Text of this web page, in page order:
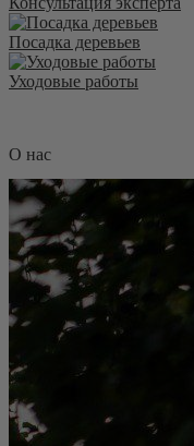
Посадка деревьев
Уходовые работы
О нас